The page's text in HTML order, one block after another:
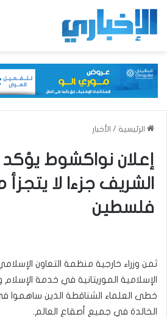
الرئيسية / الأخبار
إعلان نواكشوط
الشريف جزءا لا
فلسطين
ثمن وزراء خارجية منظمة التعاون
الإسلامية الموريتانية في خدمة الإسلام
خطى العلماء الشناقطة الذين ساهموا
الخالدة في جميع أصقاع العالم.